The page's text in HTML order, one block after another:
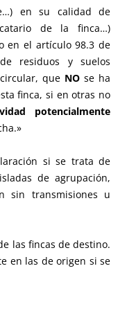
en su calidad de
de la finca…)
en el artículo 98.3 de
residuos y suelos
que NO se ha
finca, si en otras no
potencialmente
si se trata de
de agrupación,
sin transmisiones u
las fincas de destino.
en las de origen si se